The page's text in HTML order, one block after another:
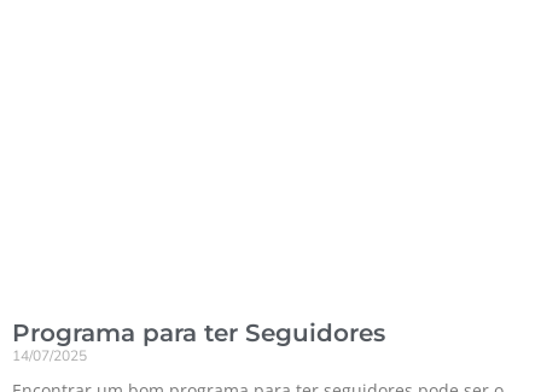
Programa para ter Seguidores
14/07/2025